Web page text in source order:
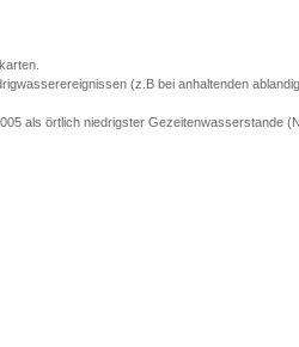
(z.B bei anhaltenden
als örtlich niedrigster Gezeitenwasserstande